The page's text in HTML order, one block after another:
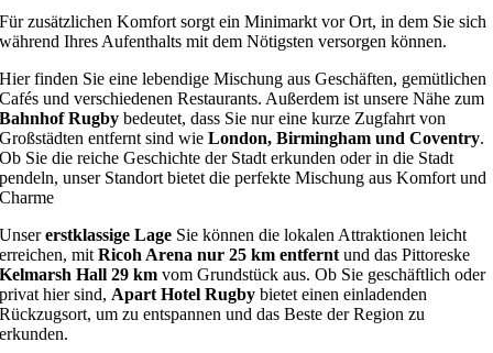
Für zusätzlichen Komfort sorgt ein Minimarkt vor Ort, in dem Sie sich
während Ihres Aufenthalts mit dem Nötigsten versorgen können.
Hier finden Sie eine lebendige Mischung aus Geschäften, gemütlichen
Cafés und verschiedenen Restaurants. Außerdem ist unsere Nähe zum
Bahnhof Rugby bedeutet, dass Sie nur eine kurze Zugfahrt von
Großstädten entfernt sind wieLondon, Birmingham und Coventry.
Ob Sie die reiche Geschichte der Stadt erkunden oder in die Stadt
pendeln, unser Standort bietet die perfekte Mischung aus Komfort und
Charme
Unsererstklassige Lage Sie können die lokalen Attraktionen leicht
erreichen, mitRicoh Arena nur 25 km entfernt und das Pittoreske
Kelmarsh Hall 29 km vom Grundstück aus. Ob Sie geschäftlich oder
privat hier sind, Apart Hotel Rugby bietet einen einladenden
Rückzugsort, um zu entspannen und das Beste der Region zu
erkunden.